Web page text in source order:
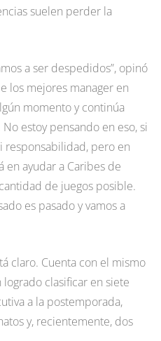
suelen perder la
a ser despedidos”, opinó
los mejores manager en
momento y continúa
estoy pensando en eso, si
responsabilidad, pero en
en ayudar a Caribes de
de juegos posible.
es pasado y vamos a
claro. Cuenta con el mismo
clasificar en siete
a la postemporada,
y, recientemente, dos